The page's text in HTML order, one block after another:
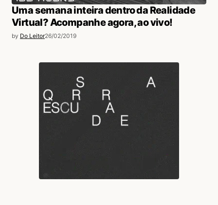
Uma semana inteira dentro da Realidade
Virtual? Acompanhe agora, ao vivo!
by Do Leitor26/02/2019